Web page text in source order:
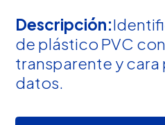
Descripción:
de plástico PVC
transparente y cara
datos.